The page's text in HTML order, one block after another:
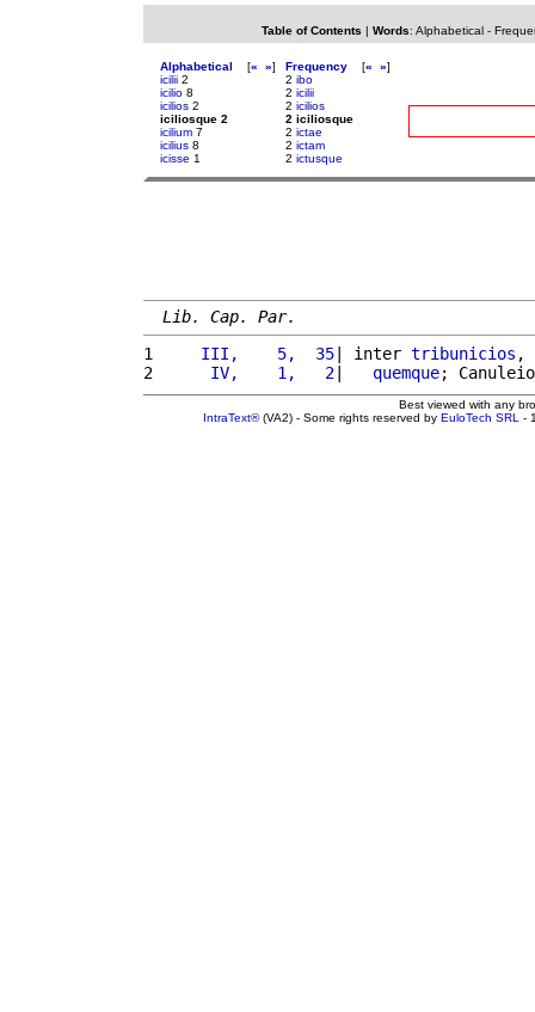
Table of Contents | Words: Alphabetical-
Alphabetical [« »]
icilii 2
icilio 8
icilios 2
iciliosque 2
icilium 7
icilius 8
icisse 1
Frequency [« »]
2 ibo
2 icilii
2 icilios
2 iciliosque
2 ictae
2 ictam
2 ictusque
Lib. Cap. Par.
1
    III,    5,  35
| inter tribunicios ,
2
     IV,    1,   2
| quemque;
Best viewed with any
IntraText®(VA2) - Some rights reserved by EuloTech SRL -